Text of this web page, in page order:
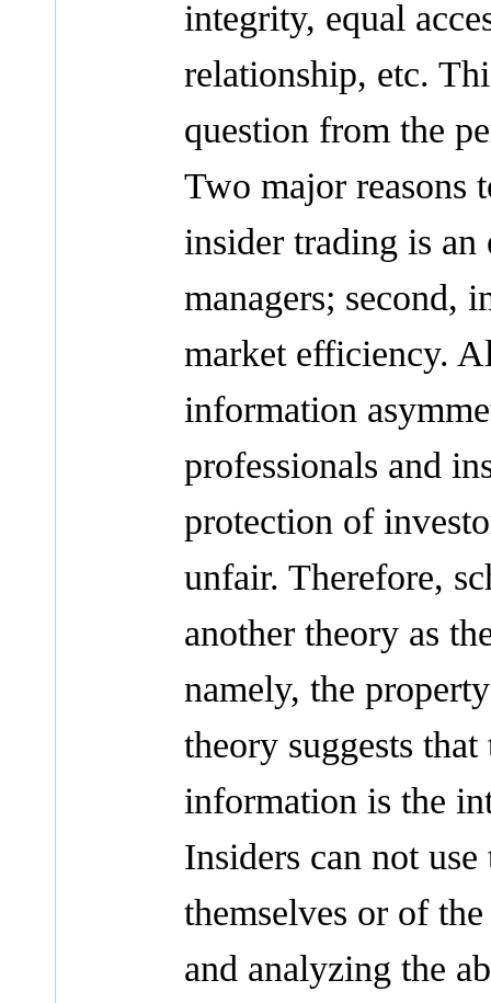
integrity, equal
relationship, etc.
question from the
Two major reasons
insider trading is
managers; second,
market efficiency.
information
professionals and
protection of
unfair. Therefore,
another theory as
namely, the
theory suggests
information is the
Insiders can not
themselves or of
and analyzing the